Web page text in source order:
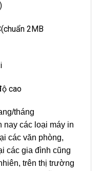
2MB
cao
tháng
nay các loại máy in
các văn phòng,
các gia đình cũng
trên thị trường